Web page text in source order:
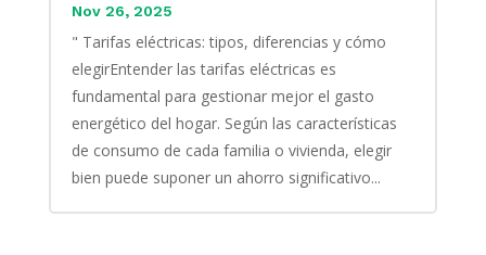
Nov 26, 2025
" Tarifas eléctricas: tipos, diferencias y cómo
elegirEntender las tarifas eléctricas es
fundamental para gestionar mejor el gasto
energético del hogar. Según las características
de consumo de cada familia o vivienda, elegir
bien puede suponer un ahorro significativo...